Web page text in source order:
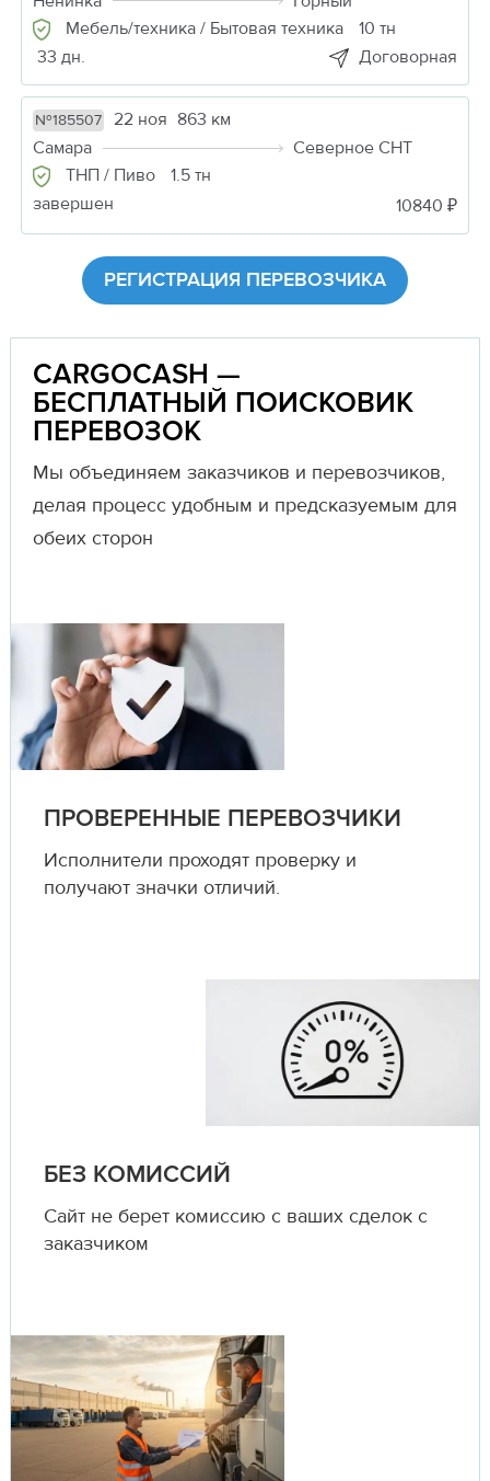
Мебель/техника / Бытовая техника
10 тн
33 дн.
Договорная
№185507 22 ноя 863 км
Самара
Северное СНТ
ТНП / Пиво
1.5 тн
завершен
10840 ₽
РЕГИСТРАЦИЯ ПЕРЕВОЗЧИКА
CARGOCASH —
БЕСПЛАТНЫЙ ПОИСКОВИК
ПЕРЕВОЗОК
Мы объединяем заказчиков и перевозчиков,
делая процесс удобным и предсказуемым для
обеих сторон
ПРОВЕРЕННЫЕ ПЕРЕВОЗЧИКИ
Исполнители проходят проверку и
получают значки отличий.
БЕЗ КОМИССИЙ
Сайт не берет комиссию с ваших сделок с
заказчиком